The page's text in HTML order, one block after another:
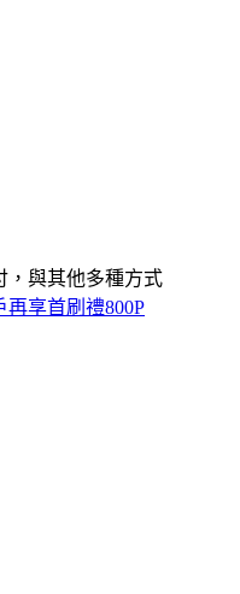
，與其他多種方式
再享首刷禮800P